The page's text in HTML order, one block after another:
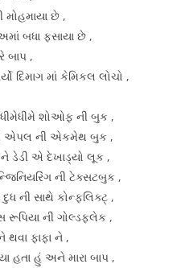
છે ,
બધા ફસાયા છે ,
બાપ ,
દિમાગ માં કેમિકલ લોચો ,
શોઓફ ની બુક ,
એપલ ની એકમેથ બુક ,
ડેડી એ દેખાડ્યો લૂક ,
ની ટેક્સટબુક ,
ની સાથે કોન્ફલિક્ટ્ ,
રૂપિયા ની ગોલ્ડફલેક ,
થવા ફાફા ને ,
હતા હું અને મારા બાપ ,